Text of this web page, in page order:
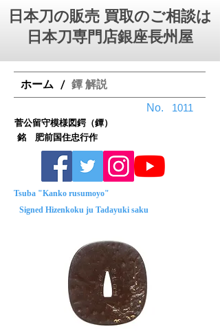
日本刀の販売 買取のご相談は
日本刀専門店銀座⻑州屋
ホーム / 鐔 解説
No.
銘 肥前国住忠行作
Tsuba "Kanko rusumoyo"
Signed Hizenkoku ju Tadayuki saku
菅公留守模様図鍔（鐔）
1011